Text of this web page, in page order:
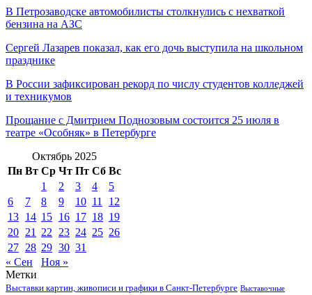
В Петрозаводске автомобилисты столкнулись с нехваткой
бензина на АЗС
Сергей Лазарев показал, как его дочь выступила на школьном
празднике
В России зафиксирован рекорд по числу студентов колледжей
и техникумов
Прощание с Дмитрием Поднозовым состоится 25 июля в
театре «Особняк» в Петербурге
Октябрь 2025
Пн Вт Ср Чт Пт Сб Вс
1
2 3 4
5
6
7 8 9 10 11
12
13 14 15 16 17 18 19
20 21 22 23 24 25 26
27 28 29 30 31
« Сен
Ноя »
Метки
Выставки картин, живописи и графики в Санкт-Петербурге Выставочные